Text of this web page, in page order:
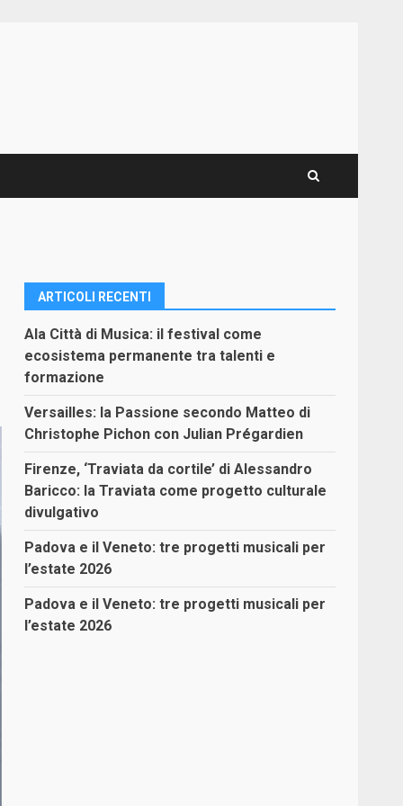
ARTICOLI RECENTI
Ala Città di Musica: il festival come
ecosistema permanente tra talenti e
formazione
Versailles: la Passione secondo Matteo di
Christophe Pichon con Julian Prégardien
Firenze, ‘Traviata da cortile’ di Alessandro
Baricco: la Traviata come progetto culturale
divulgativo
Padova e il Veneto: tre progetti musicali per
l’estate 2026
Padova e il Veneto: tre progetti musicali per
l’estate 2026